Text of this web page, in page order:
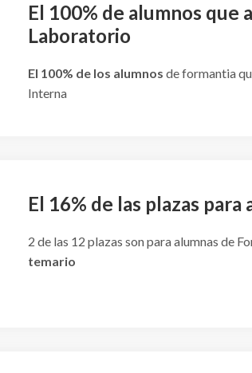
El 100% de alumnos que
Laboratorio
El 100% de los alumnos de formantia
Interna
El 16% de las plazas
2 de las 12 plazas son para alumnas de
temario